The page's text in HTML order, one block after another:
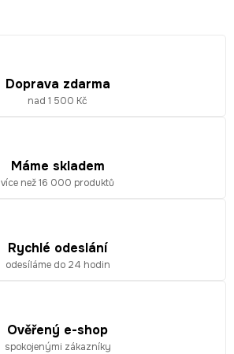
Doprava zdarma
nad 1 500 Kč
Máme skladem
více než 16 000 produktů
Rychlé odeslání
odesíláme do 24 hodin
Ověřený e-shop
spokojenými zákazníky